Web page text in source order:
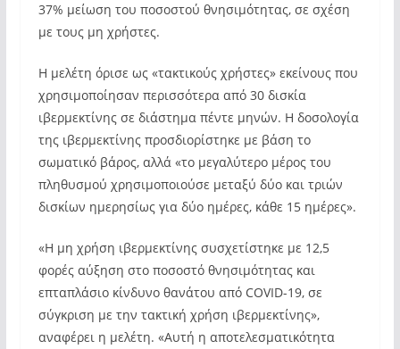
37% μείωση του ποσοστού θνησιμότητας, σε σχέση
με τους μη χρήστες.
Η μελέτη όρισε ως «τακτικούς χρήστες» εκείνους που
χρησιμοποίησαν περισσότερα από 30 δισκία
ιβερμεκτίνης σε διάστημα πέντε μηνών. Η δοσολογία
της ιβερμεκτίνης προσδιορίστηκε με βάση το
σωματικό βάρος, αλλά «το μεγαλύτερο μέρος του
πληθυσμού χρησιμοποιούσε μεταξύ δύο και τριών
δισκίων ημερησίως για δύο ημέρες, κάθε 15 ημέρες».
«Η μη χρήση ιβερμεκτίνης συσχετίστηκε με 12,5
φορές αύξηση στο ποσοστό θνησιμότητας και
επταπλάσιο κίνδυνο θανάτου από COVID-19, σε
σύγκριση με την τακτική χρήση ιβερμεκτίνης»,
αναφέρει η μελέτη. «Αυτή η αποτελεσματικότητα